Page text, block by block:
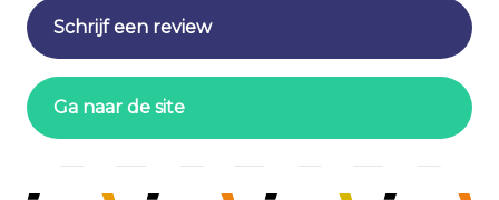
Schrijf een review
Ga naar de site